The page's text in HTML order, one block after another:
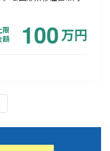
限
額
100万円